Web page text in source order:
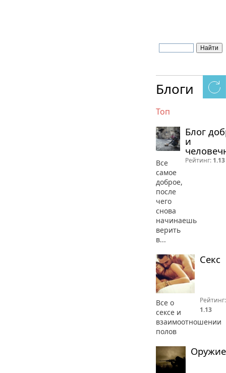
Блоги
Топ
Блог
и
Все
самое
доброе,
после
чего
снова
начинаешь
верить
в...
Рейтинг: 1.13
Секс
Все о
сексе и
взаимоотношении
полов
Рейтинг:
1.13
Оружие